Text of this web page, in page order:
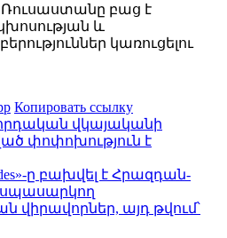
Ռուսաստանը բաց է
և
կառուցելու
Копировать ссылку
վկայականի
փոփոխություն է
ը բախվել է Հրազդան-
սպասարկող
վիրավորներ, այդ թվում՝